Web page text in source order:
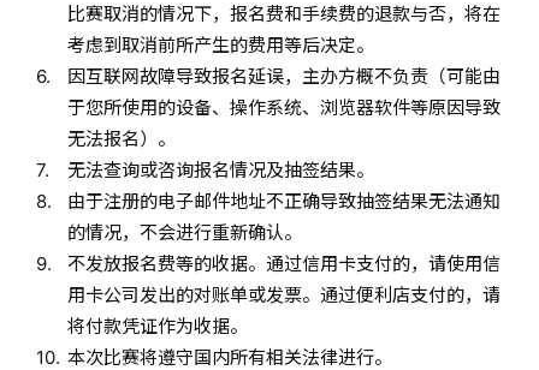
比赛取消的情况下，报名费和手续费的退款与否，将在
考虑到取消前所产生的费用等后决定。
因互联网故障导致报名延误，主办方概不负责（可能由
于您所使用的设备、操作系统、浏览器软件等原因导致
无法报名）。
无法查询或咨询报名情况及抽签结果。
由于注册的电子邮件地址不正确导致抽签结果无法通知
的情况，不会进行重新确认。
不发放报名费等的收据。通过信用卡支付的，请使用信
用卡公司发出的对账单或发票。通过便利店支付的，请
将付款凭证作为收据。
本次比赛将遵守国内所有相关法律进行。